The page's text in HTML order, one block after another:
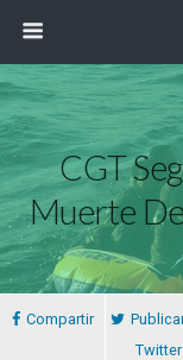
CGT
Muerte
Compartir
Twitter